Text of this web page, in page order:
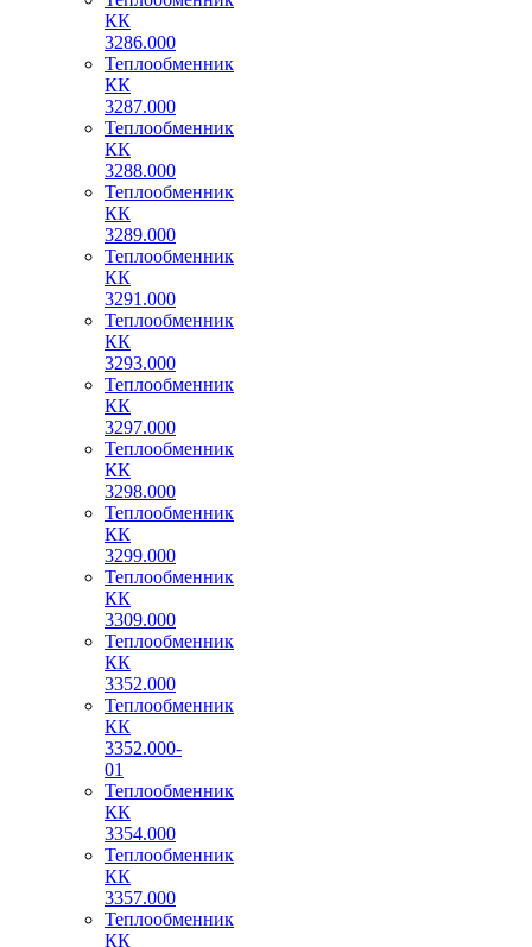
КК
3286.000
Теплообменник
КК
3287.000
Теплообменник
КК
3288.000
Теплообменник
КК
3289.000
Теплообменник
КК
3291.000
Теплообменник
КК
3293.000
Теплообменник
КК
3297.000
Теплообменник
КК
3298.000
Теплообменник
КК
3299.000
Теплообменник
КК
3309.000
Теплообменник
КК
3352.000
Теплообменник
КК
3352.000-
01
Теплообменник
КК
3354.000
Теплообменник
КК
3357.000
Теплообменник
КК